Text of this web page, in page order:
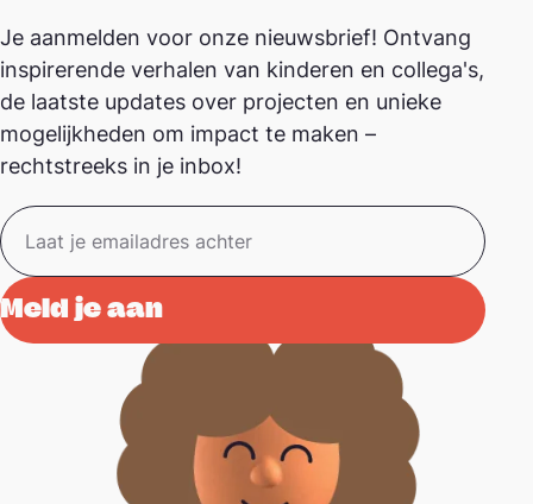
Je aanmelden voor onze nieuwsbrief! Ontvang
inspirerende verhalen van kinderen en collega's,
de laatste updates over projecten en unieke
mogelijkheden om impact te maken –
rechtstreeks in je inbox!